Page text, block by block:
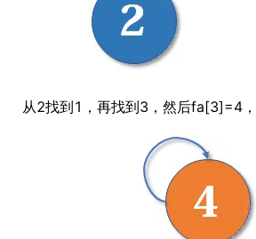
从2找到1，再找到3，然后fa[3]=4，